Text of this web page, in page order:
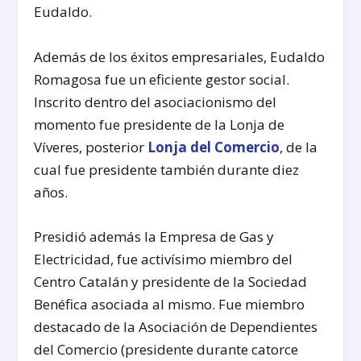
Eudaldo.
Además de los éxitos empresariales, Eudaldo
Romagosa fue un eficiente gestor social.
Inscrito dentro del asociacionismo del
momento fue presidente de la Lonja de
Víveres, posterior Lonja del Comercio, de la
cual fue presidente también durante diez
años.
Presidió además la Empresa de Gas y
Electricidad, fue activísimo miembro del
Centro Catalán y presidente de la Sociedad
Benéfica asociada al mismo. Fue miembro
destacado de la Asociación de Dependientes
del Comercio (presidente durante catorce